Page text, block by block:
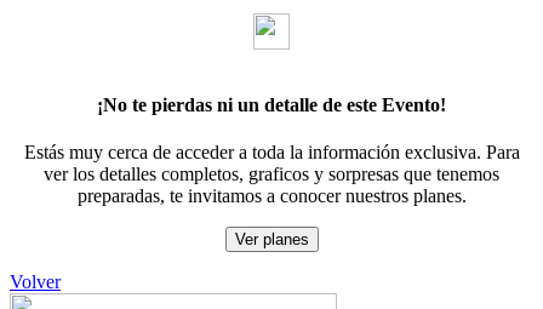
¡No te pierdas ni un detalle de este Evento!
Estás muy cerca de acceder a toda la información exclusiva. Para
ver los detalles completos, graficos y sorpresas que tenemos
preparadas, te invitamos a conocer nuestros planes.
Ver planes
Volver